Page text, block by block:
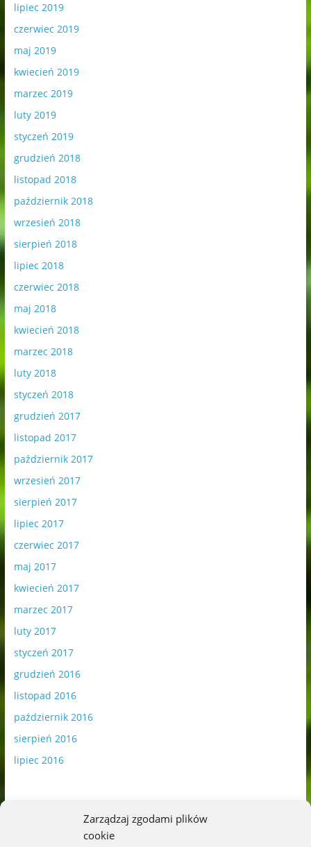
Zarządzaj zgodami plików
cookie
lipiec 2019
czerwiec 2019
maj 2019
kwiecień 2019
marzec 2019
luty 2019
styczeń 2019
grudzień 2018
listopad 2018
październik 2018
wrzesień 2018
sierpień 2018
lipiec 2018
czerwiec 2018
maj 2018
kwiecień 2018
marzec 2018
luty 2018
styczeń 2018
grudzień 2017
listopad 2017
październik 2017
wrzesień 2017
sierpień 2017
lipiec 2017
czerwiec 2017
maj 2017
kwiecień 2017
marzec 2017
luty 2017
styczeń 2017
grudzień 2016
listopad 2016
październik 2016
sierpień 2016
lipiec 2016